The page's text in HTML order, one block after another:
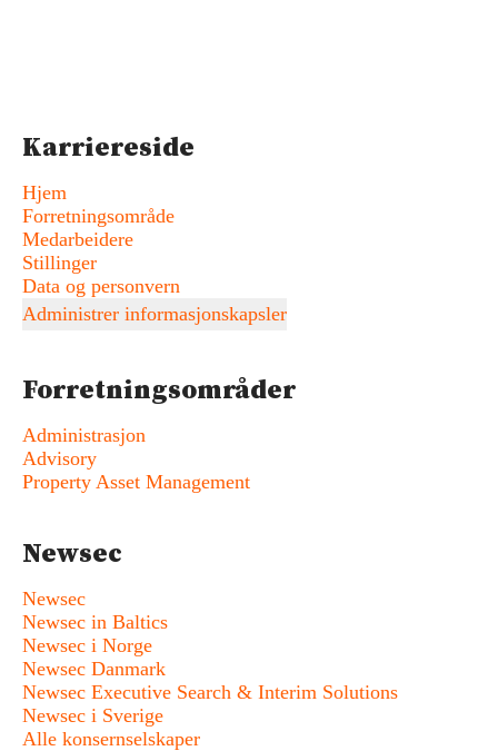
Karriereside
Hjem
Forretningsområde
Medarbeidere
Stillinger
Data og personvern
Administrer informasjonskapsler
Forretningsområder
Administrasjon
Advisory
Property Asset Management
Newsec
Newsec
Newsec in Baltics
Newsec i Norge
Newsec Danmark
Newsec Executive Search & Interim Solutions
Newsec i Sverige
Alle konsernselskaper